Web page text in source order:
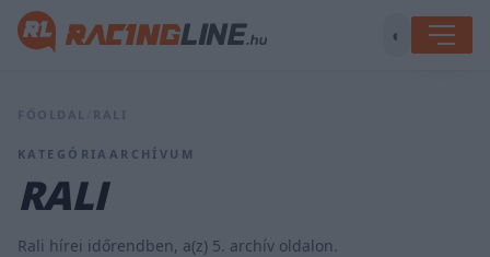
◐
FŐOLDAL RALI
KATEGÓRIAARCHÍVUM
RALI
Rali hírei időrendben, a(z) 5. archív oldalon.